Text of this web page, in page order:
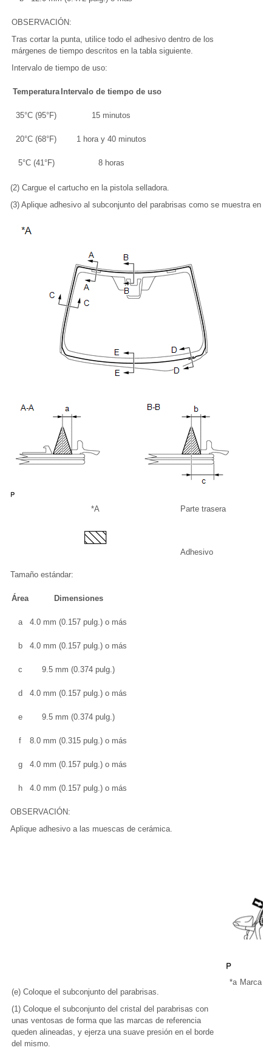
OBSERVACIÓN:
Tras cortar la punta, utilice todo el adhesivo dentro de los
márgenes de tiempo descritos en la tabla siguiente.
Intervalo de tiempo de uso:
Temperatura Intervalo de tiempo de uso
35°C (95°F) 15 minutos
20°C (68°F) 1 hora y 40 minutos
5°C (41°F) 8 horas
(2) Cargue el cartucho en la pistola selladora.
(3) Aplique adhesivo al subconjunto del parabrisas como se muestra en
*A Parte trasera
Adhesivo
Tamaño estándar:
Área Dimensiones
a 4.0 mm (0.157 pulg.) o más
b 4.0 mm (0.157 pulg.) o más
c 9.5 mm (0.374 pulg.)
d 4.0 mm (0.157 pulg.) o más
e 9.5 mm (0.374 pulg.)
f 8.0 mm (0.315 pulg.) o más
g 4.0 mm (0.157 pulg.) o más
h 4.0 mm (0.157 pulg.) o más
OBSERVACIÓN:
Aplique adhesivo a las muescas de cerámica.
(e) Coloque el subconjunto del parabrisas.
(1) Coloque el subconjunto del cristal del parabrisas con
unas ventosas de forma que las marcas de referencia
queden alineadas, y ejerza una suave presión en el borde
del mismo.
*a Marca